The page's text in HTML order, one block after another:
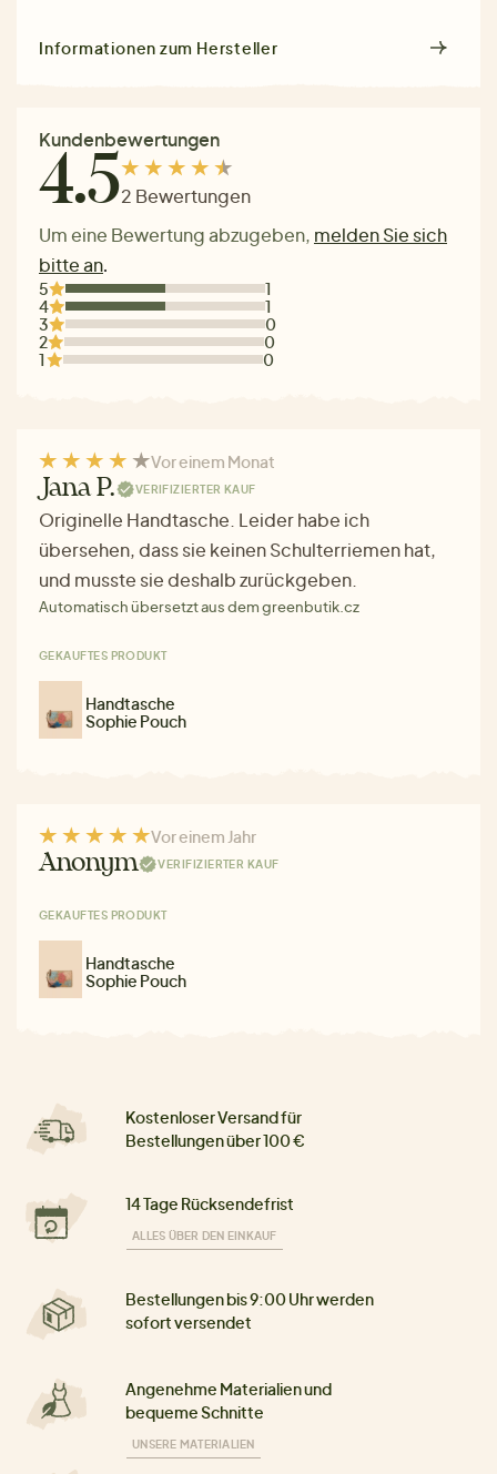
Informationen zum Hersteller
Kundenbewertungen
4.52 Bewertungen
Um eine Bewertung abzugeben, melden Sie sich
bitte an.
5
1
4
1
3
0
2
0
1
0
Vor einem Monat
Jana P. VERIFIZIERTER KAUF
Originelle Handtasche. Leider habe ich
übersehen, dass sie keinen Schulterriemen hat,
und musste sie deshalb zurückgeben.
Automatisch übersetzt aus dem greenbutik.cz
GEKAUFTES PRODUKT
Handtasche
Sophie Pouch
Vor einem Jahr
Anonym VERIFIZIERTER KAUF
GEKAUFTES PRODUKT
Handtasche
Sophie Pouch
Kostenloser Versand für
Bestellungen über 100 €
14 Tage Rücksendefrist
ALLES ÜBER DEN EINKAUF
Bestellungen bis 9:00 Uhr werden
sofort versendet
Angenehme Materialien und
bequeme Schnitte
UNSERE MATERIALIEN